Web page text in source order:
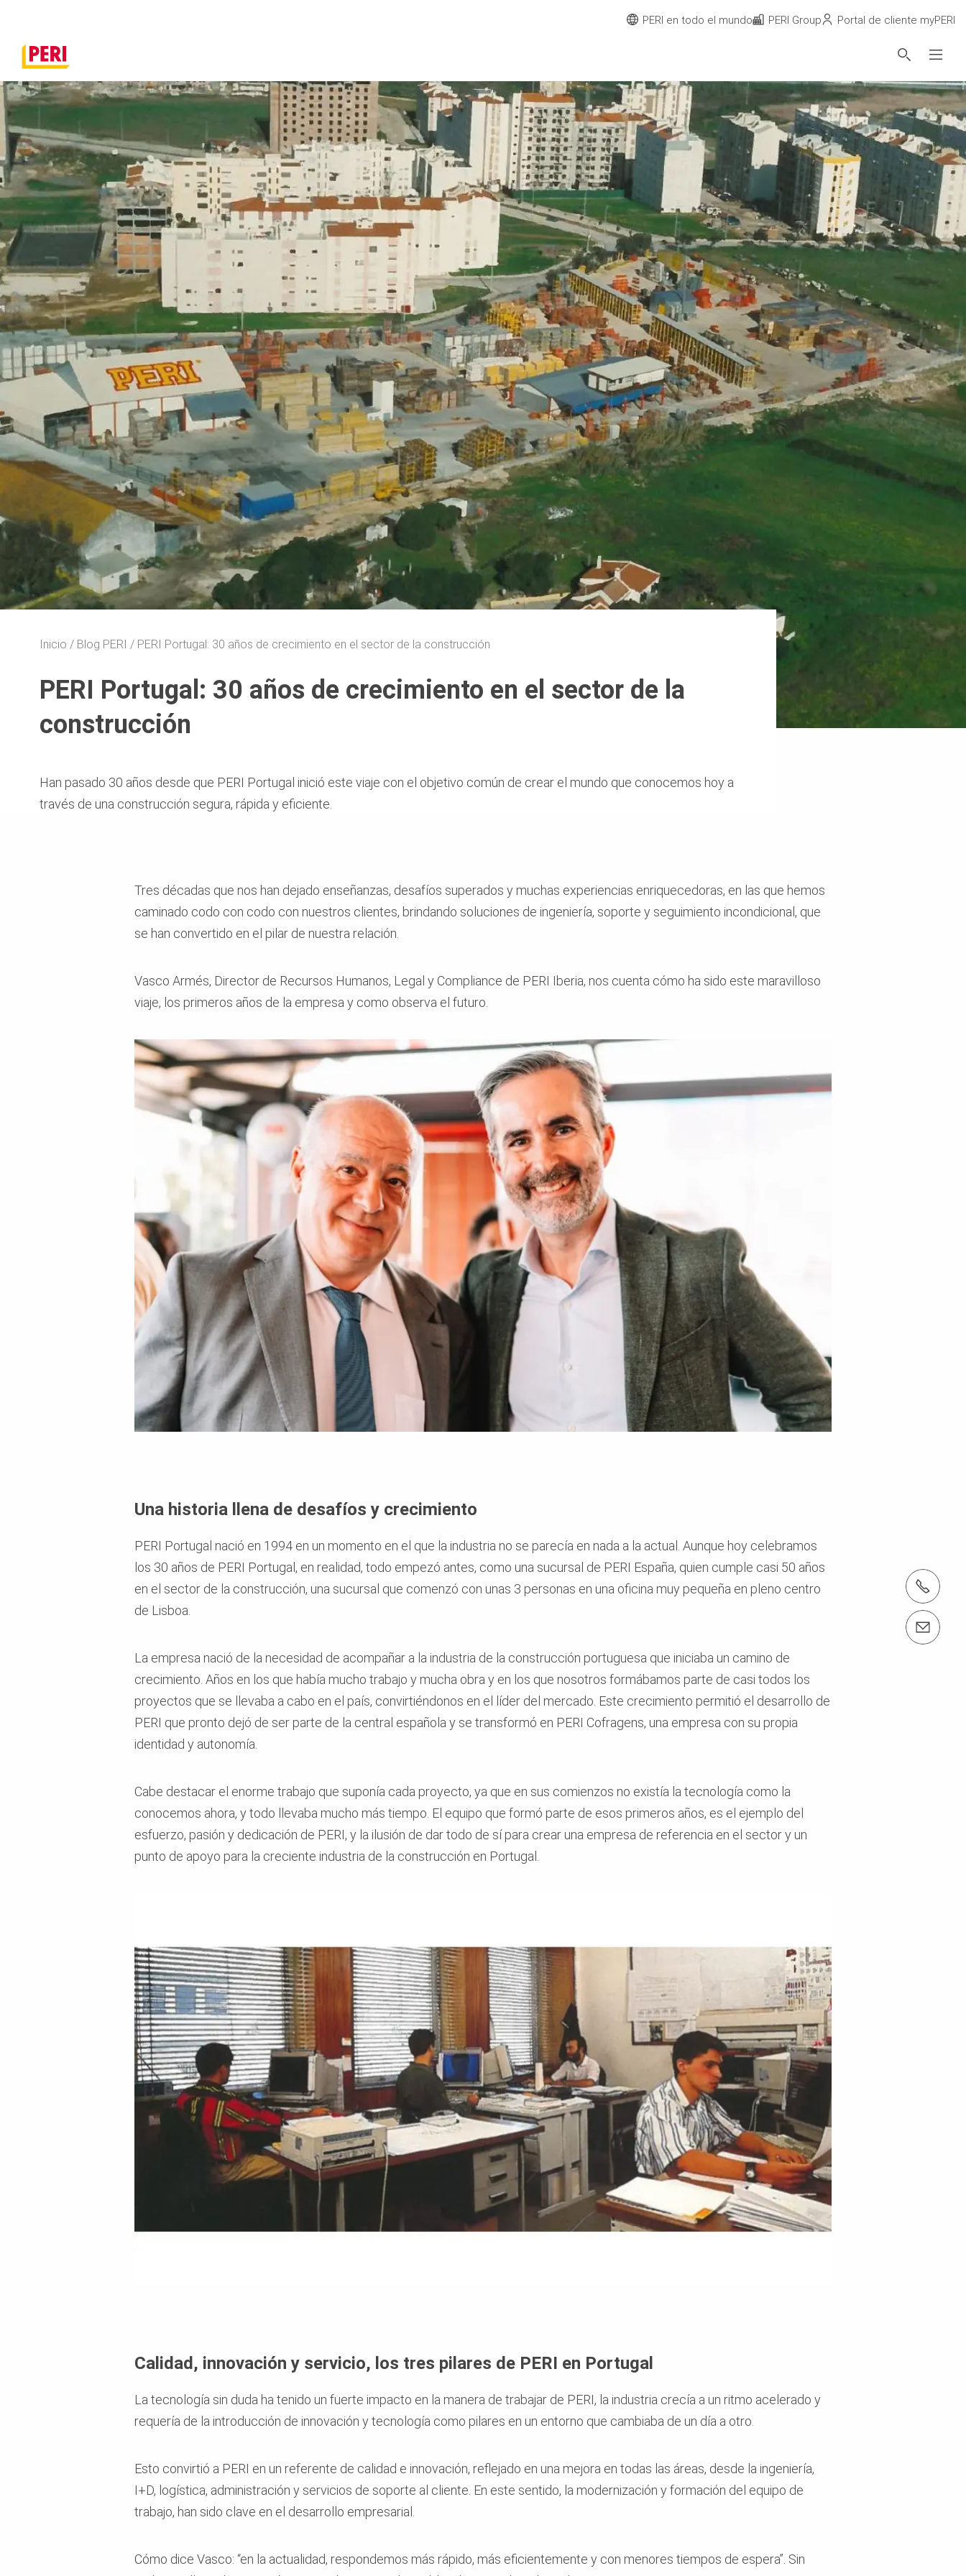
Tel.: +34916204800
Inicio Blog PERI PERI Portugal: 30 años de crecimiento en el sector de la construcción
PERI Portugal: 30 años de crecimiento en el sector de la
construcción
Han pasado 30 años desde que PERI Portugal inició este viaje con el objetivo común de crear el mundo que conocemos hoy a
través de una construcción segura, rápida y eficiente.
Tres décadas que nos han dejado enseñanzas, desafíos superados y muchas experiencias enriquecedoras, en las que hemos
caminado codo con codo con nuestros clientes, brindando soluciones de ingeniería, soporte y seguimiento incondicional, que
se han convertido en el pilar de nuestra relación.
Vasco Armés, Director de Recursos Humanos, Legal y Compliance de PERI Iberia, nos cuenta cómo ha sido este maravilloso
viaje, los primeros años de la empresa y como observa el futuro.
Una historia llena de desafíos y crecimiento
PERI Portugal nació en 1994 en un momento en el que la industria no se parecía en nada a la actual. Aunque hoy celebramos
los 30 años de PERI Portugal, en realidad, todo empezó antes, como una sucursal de PERI España, quien cumple casi 50 años
en el sector de la construcción, una sucursal que comenzó con unas 3 personas en una oficina muy pequeña en pleno centro
de Lisboa.
La empresa nació de la necesidad de acompañar a la industria de la construcción portuguesa que iniciaba un camino de
crecimiento. Años en los que había mucho trabajo y mucha obra y en los que nosotros formábamos parte de casi todos los
proyectos que se llevaba a cabo en el país, convirtiéndonos en el líder del mercado. Este crecimiento permitió el desarrollo de
PERI que pronto dejó de ser parte de la central española y se transformó en PERI Cofragens, una empresa con su propia
identidad y autonomía.
Cabe destacar el enorme trabajo que suponía cada proyecto, ya que en sus comienzos no existía la tecnología como la
conocemos ahora, y todo llevaba mucho más tiempo. El equipo que formó parte de esos primeros años, es el ejemplo del
esfuerzo, pasión y dedicación de PERI, y la ilusión de dar todo de sí para crear una empresa de referencia en el sector y un
punto de apoyo para la creciente industria de la construcción en Portugal.
Calidad, innovación y servicio, los tres pilares de PERI en Portugal
La tecnología sin duda ha tenido un fuerte impacto en la manera de trabajar de PERI, la industria crecía a un ritmo acelerado y
requería de la introducción de innovación y tecnología como pilares en un entorno que cambiaba de un día a otro.
Esto convirtió a PERI en un referente de calidad e innovación, reflejado en una mejora en todas las áreas, desde la ingeniería,
I+D, logística, administración y servicios de soporte al cliente. En este sentido, la modernización y formación del equipo de
trabajo, han sido clave en el desarrollo empresarial.
Cómo dice Vasco: “en la actualidad, respondemos más rápido, más eficientemente y con menores tiempos de espera”. Sin
PERI en todo el mundo PERI Group Portal de cliente myPERI